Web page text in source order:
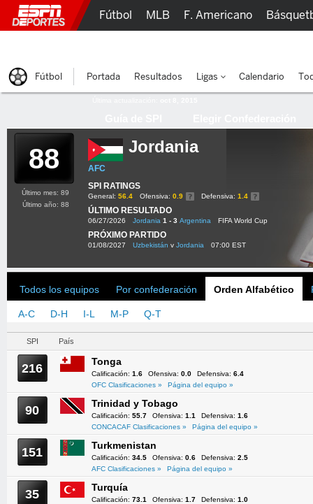
88 Jordania
AFC
SPI RATINGS
General: 56.4 Ofensiva: 0.9 Defensiva: 1.4
ÚLTIMO RESULTADO
06/27/2026 Jordania 1 - 3 Argentina FIFA World Cup
PRÓXIMO PARTIDO
01/08/2027 Uzbekistán v Jordania 07:00 EST
Último mes: 89
Último año: 88
Todos los equipos Por confederación Orden Alfabético
A-C D-H I-L M-P Q-T
SPI País
216 Tonga
Calificación: 1.6 Ofensiva: 0.0 Defensiva: 6.4
OFC Clasificaciones »
Página del equipo »
90 Trinidad y Tobago
Calificación: 55.7 Ofensiva: 1.1 Defensiva: 1.6
CONCACAF Clasificaciones »
Página del equipo »
151 Turkmenistan
Calificación: 34.5 Ofensiva: 0.6 Defensiva: 2.5
AFC Clasificaciones »
Página del equipo »
35 Turquía
Calificación: 73.1 Ofensiva: 1.7 Defensiva: 1.0
Fútbol MLB F. Americano
Fútbol Portada Resultados Ligas Calendario